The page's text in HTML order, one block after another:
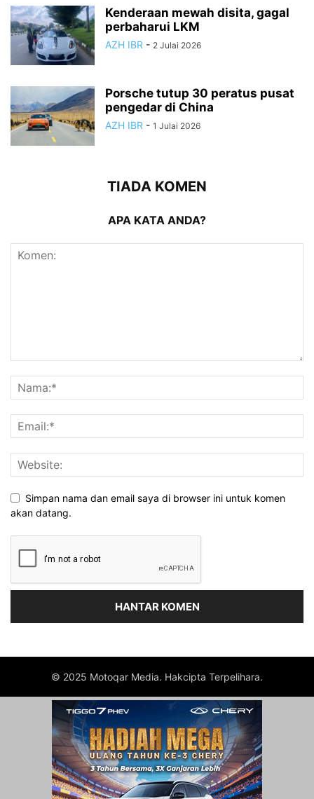
Kenderaan mewah disita, gagal
perbaharui LKM
AZH IBR - 2 Julai 2026
Porsche tutup 30 peratus pusat
pengedar di China
AZH IBR - 1 Julai 2026
TIADA KOMEN
APA KATA ANDA?
Simpan nama dan email saya di browser ini untuk komen
akan datang.
© 2025 Motoqar Media. Hakcipta Terpelihara.